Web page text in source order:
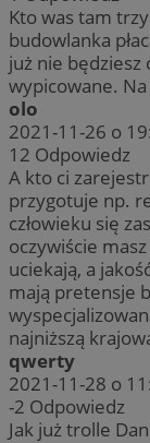
Kto was tam
budowlanka
już nie będziesz
wypicowane. Na
olo
2021-11-26 o
12 Odpowiedz
A kto ci
przygotuje np.
człowieku się
oczywiście
uciekają, a
mają pretensje
najniższą
qwerty
2021-11-28 o
-2 Odpowiedz
Jak już trolle